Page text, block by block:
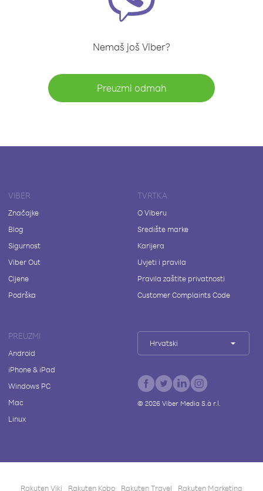
Nemaš još Viber?
Preuzmi odmah
VIBER
Značajke
Blog
Sigurnost
Viber Out
Cijene
Podrška
TVRTKA
O Viberu
Središte marke
Karijera
Uvjeti i pravila
Pravila zaštite privatnosti
Customer Complaints Code
PREUZMI
Android
iPhone & iPad
Windows PC
Mac
Linux
Hrvatski
© 2026Viber Media S.à r.l.
Rakuten Viki Rakuten Kobo Rakuten Travel Rakuten Marketing